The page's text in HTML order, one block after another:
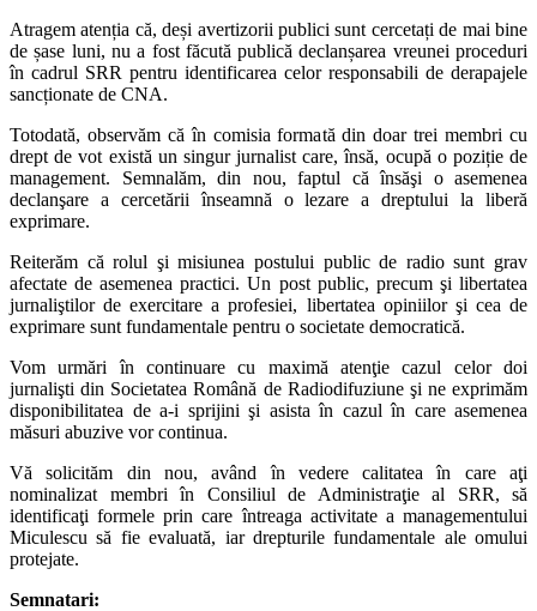
Atragem atenția că, deși avertizorii publici sunt cercetați de mai bine
de șase luni, nu a fost făcută publică declanșarea vreunei proceduri
în cadrul SRR pentru identificarea celor responsabili de derapajele
sancționate de CNA.
Totodată, observăm că în comisia formată din doar trei membri cu
drept de vot există un singur jurnalist care, însă, ocupă o poziție de
management. Semnalăm, din nou, faptul că însăşi o asemenea
declanşare a cercetării înseamnă o lezare a dreptului la liberă
exprimare.
Reiterăm că rolul şi misiunea postului public de radio sunt grav
afectate de asemenea practici. Un post public, precum şi libertatea
jurnaliştilor de exercitare a profesiei, libertatea opiniilor şi cea de
exprimare sunt fundamentale pentru o societate democratică.
Vom urmări în continuare cu maximă atenţie cazul celor doi
jurnalişti din Societatea Română de Radiodifuziune şi ne exprimăm
disponibilitatea de a-i sprijini şi asista în cazul în care asemenea
măsuri abuzive vor continua.
Vă solicităm din nou, având în vedere calitatea în care aţi
nominalizat membri în Consiliul de Administraţie al SRR, să
identificaţi formele prin care întreaga activitate a managementului
Miculescu să fie evaluată, iar drepturile fundamentale ale omului
protejate.
Semnatari: